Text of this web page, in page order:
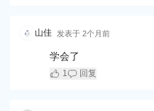
山佳 发表于 2个月前
学会了
1 回复